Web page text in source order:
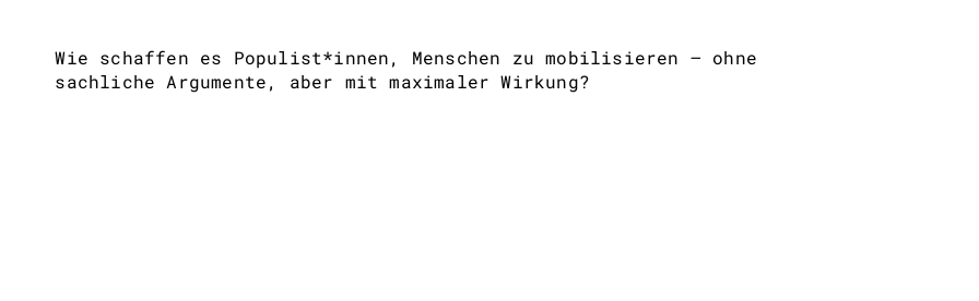
Wie schaffen es Populist*innen, Menschen zu mobilisieren – ohne
sachliche Argumente, aber mit maximaler Wirkung?